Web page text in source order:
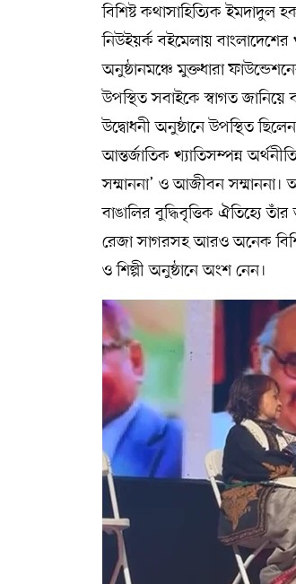
বিশিষ্ট কথাসাহিত্যিক
নিউইয়র্ক বইমেলায়
অনুষ্ঠানমঞ্চে মুক্তধারা
উপস্থিত সবাইকে স্বাগত জানিয়ে
উদ্বোধনী অনুষ্ঠানে উপস্থিত
আন্তর্জাতিক খ্যাতিসম্পন্ন
সম্মাননা’ ও আজীবন সম্মাননা।
বাঙালির বুদ্ধিবৃত্তিক ঐতিহ্যে
রেজা সাগরসহ আরও অনেক
ও শিল্পী অনুষ্ঠানে অংশ নেন।